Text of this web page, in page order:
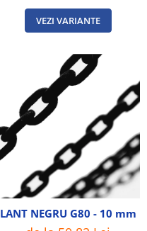
VEZI VARIANTE
LANT NEGRU G80 - 10 mm